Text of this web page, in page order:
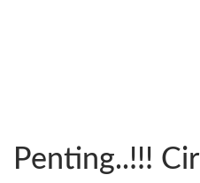
Penting..!!!